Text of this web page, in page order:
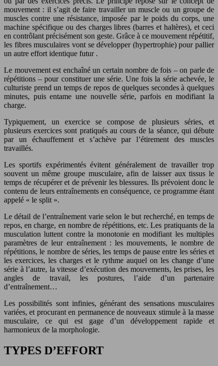
mouvement : il s’agit de faire travailler un muscle ou un groupe de
muscles contre une résistance, imposée par le poids du corps, une
machine spécifique ou des charges libres (barres et haltères), et ceci
en contrôlant précisément son geste. Grâce à ce mouvement répétitif,
les fibres musculaires vont se développer (hypertrophie) pour pallier
un autre effort identique futur .
Le mouvement est enchaîné un certain nombre de fois – on parle de
répétitions – pour constituer une série. Une fois la série achevée, le
culturiste prend un temps de repos de quelques secondes à quelques
minutes, puis entame une nouvelle série, parfois en modifiant la
charge.
Typiquement, un exercice se compose de plusieurs séries, et
plusieurs exercices sont pratiqués au cours de la séance, qui débute
par un échauffement et s’achève par l’étirement des muscles
travaillés.
Les sportifs expérimentés évitent généralement de travailler trop
souvent un même groupe musculaire, afin de laisser aux tissus le
temps de récupérer et de prévenir les blessures. Ils prévoient donc le
contenu de leurs entraînements en conséquence, ce programme étant
appelé « le split ».
Le détail de l’entraînement varie selon le but recherché, en temps de
repos, en charge, en nombre de répétitions, etc. Les pratiquants de la
musculation luttent contre la monotonie en modifiant les multiples
paramètres de leur entraînement : les mouvements, le nombre de
répétitions, le nombre de séries, les temps de pause entre les séries et
les exercices, les charges et le rythme auquel on les change d’une
série à l’autre, la vitesse d’exécution des mouvements, les prises, les
angles de travail, les postures, l’aide d’un partenaire
d’entraînement…
Les possibilités sont infinies, générant des sensations musculaires
variées, et procurant en permanence de nouveaux stimule à la masse
musculaire, ce qui est gage d’un développement rapide et
harmonieux de la morphologie.
TYPES D’EFFORT